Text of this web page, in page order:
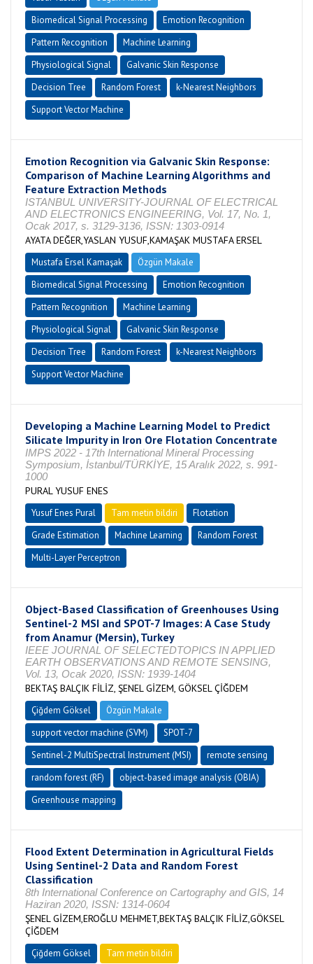
Biomedical Signal Processing
Emotion Recognition
Pattern Recognition
Machine Learning
Physiological Signal
Galvanic Skin Response
Decision Tree
Random Forest
k-Nearest Neighbors
Support Vector Machine
Emotion Recognition via Galvanic Skin Response:
Comparison of Machine Learning Algorithms and
Feature Extraction Methods
ISTANBUL UNIVERSITY-JOURNAL OF ELECTRICAL
AND ELECTRONICS ENGINEERING, Vol. 17, No. 1,
Ocak 2017, s. 3129-3136, ISSN: 1303-0914
AYATA DEĞER,YASLAN YUSUF,KAMAŞAK MUSTAFA ERSEL
Mustafa Ersel Kamaşak
Özgün Makale
Biomedical Signal Processing
Emotion Recognition
Pattern Recognition
Machine Learning
Physiological Signal
Galvanic Skin Response
Decision Tree
Random Forest
k-Nearest Neighbors
Support Vector Machine
Developing a Machine Learning Model to Predict
Silicate Impurity in Iron Ore Flotation Concentrate
IMPS 2022 - 17th International Mineral Processing
Symposium, İstanbul/TÜRKİYE, 15 Aralık 2022, s. 991-
1000
PURAL YUSUF ENES
Yusuf Enes Pural Tam metin bildiri
Flotation
Grade Estimation
Machine Learning
Random Forest
Multi-Layer Perceptron
Object-Based Classification of Greenhouses Using
Sentinel-2 MSI and SPOT-7 Images: A Case Study
from Anamur (Mersin), Turkey
IEEE JOURNAL OF SELECTEDTOPICS IN APPLIED
EARTH OBSERVATIONS AND REMOTE SENSING,
Vol. 13, Ocak 2020, ISSN: 1939-1404
BEKTAŞ BALÇIK FİLİZ, ŞENEL GİZEM, GÖKSEL ÇİĞDEM
Çiğdem Göksel
Özgün Makale
support vector machine (SVM)
SPOT-7
Sentinel-2 MultiSpectral Instrument (MSI)
remote sensing
random forest (RF)
object-based image analysis (OBIA)
Greenhouse mapping
Flood Extent Determination in Agricultural Fields
Using Sentinel-2 Data and Random Forest
Classification
8th International Conference on Cartography and GIS, 14
Haziran 2020, ISSN: 1314-0604
ŞENEL GİZEM,EROĞLU MEHMET,BEKTAŞ BALÇIK FİLİZ,GÖKSEL
ÇİĞDEM
Çiğdem Göksel Tam metin bildiri